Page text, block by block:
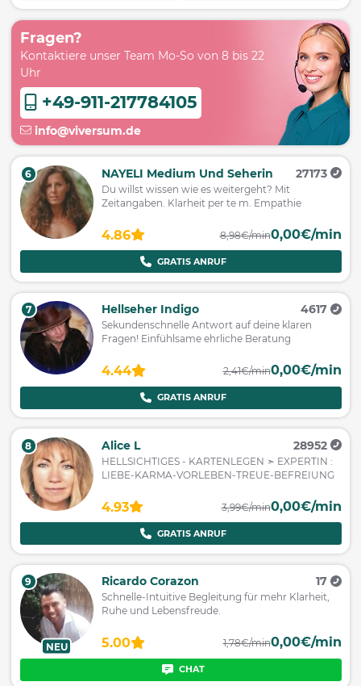
Fragen?
Kontaktiere unser Team Mo-So von 8 bis 22
Uhr
+49-911-217784105
info@viversum.de
6 NAYELI Medium Und Seherin 27173
Du willst wissen wie es weitergeht? Mit
Zeitangaben. Klarheit per te m. Empathie
4.86 8,98€/min0,00€/min
GRATIS ANRUF
7 Hellseher Indigo 4617
Sekundenschnelle Antwort auf deine klaren
Fragen! Einfühlsame ehrliche Beratung
4.44 2,41€/min0,00€/min
GRATIS ANRUF
8 Alice L 28952
HELLSICHTIGES - KARTENLEGEN ➣ EXPERTIN :
LIEBE-KARMA-VORLEBEN-TREUE-BEFREIUNG
4.93 3,99€/min0,00€/min
GRATIS ANRUF
NEU
9 Ricardo Corazon 17
Schnelle-Intuitive Begleitung für mehr Klarheit,
Ruhe und Lebensfreude.
5.00 1,78€/min0,00€/min
CHAT